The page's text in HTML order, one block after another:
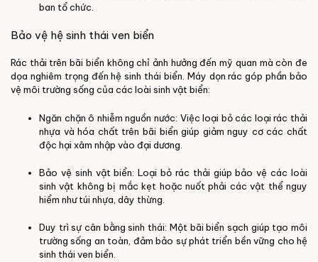
ban tổ chức.
Bảo vệ hệ sinh thái ven biển
Rác thải trên bãi biển không chỉ ảnh hưởng đến mỹ quan mà còn đe
dọa nghiêm trọng đến hệ sinh thái biển. Máy dọn rác góp phần bảo
vệ môi trường sống của các loài sinh vật biển:
Ngăn chặn ô nhiễm nguồn nước: Việc loại bỏ các loại rác thải
nhựa và hóa chất trên bãi biển giúp giảm nguy cơ các chất
độc hại xâm nhập vào đại dương.
Bảo vệ sinh vật biển: Loại bỏ rác thải giúp bảo vệ các loài
sinh vật không bị mắc kẹt hoặc nuốt phải các vật thể nguy
hiểm như túi nhựa, dây thừng.
Duy trì sự cân bằng sinh thái: Một bãi biển sạch giúp tạo môi
trường sống an toàn, đảm bảo sự phát triển bền vững cho hệ
sinh thái ven biển.